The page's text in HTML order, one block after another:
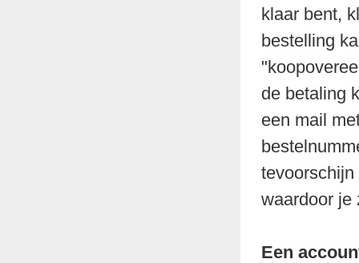
klaar bent,
bestelling
de betaling
een mail
waardoor je
Een